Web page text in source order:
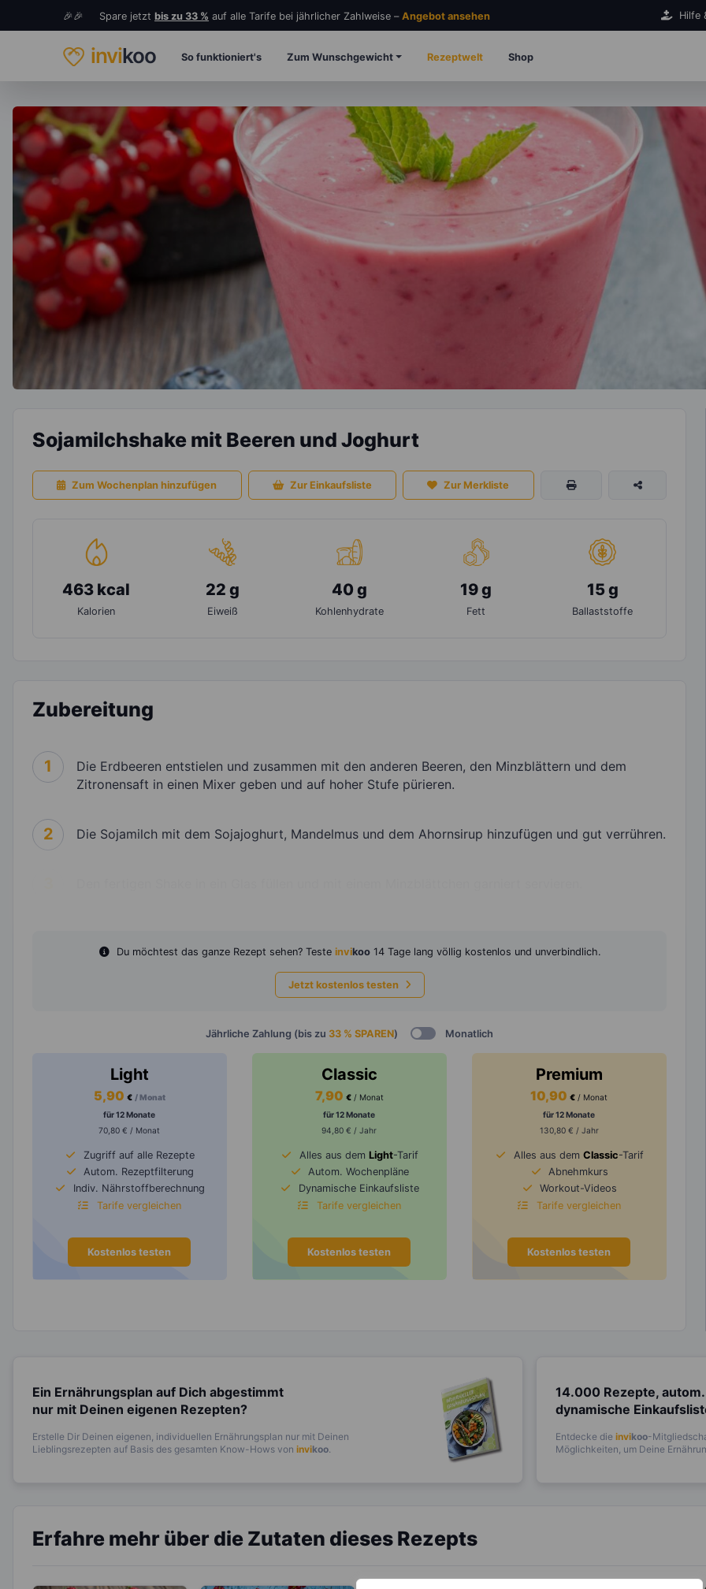
🎉🎉 Spare jetzt bis zu 33 % auf alle Tarife bei jährlicher Zahlweise – Angebot ansehen Hilfe
invikoo So funktioniert's Zum Wunschgewicht Rezeptwelt Shop
Sojamilchshake mit Beeren und Joghurt
Zum Wochenplan hinzufügen Zur Einkaufsliste Zur Merkliste
463 kcal
Kalorien
22 g
Eiweiß
40 g
Kohlenhydrate
19 g
Fett
15 g
Ballaststoffe
Zubereitung
1
Die Erdbeeren entstielen und zusammen mit den anderen Beeren, den Minzblättern und dem
Zitronensaft in einen Mixer geben und auf hoher Stufe pürieren.
2 Die Sojamilch mit dem Sojajoghurt, Mandelmus und dem Ahornsirup hinzufügen und gut verrühren.
Du möchtest das ganze Rezept sehen? Teste invikoo 14 Tage lang völlig kostenlos und unverbindlich.
Jetzt kostenlos testen
Jährliche Zahlung (bis zu 33 % SPAREN) Monatlich
Light
5,90 € / Monat
für 12 Monate
70,80 € / Monat
Zugriff auf alle Rezepte
Autom. Rezeptfilterung
Indiv. Nährstoffberechnung
Tarife vergleichen
Kostenlos testen
Classic
7,90 € / Monat
für 12 Monate
94,80 € / Jahr
Alles aus dem Light-Tarif
Autom. Wochenpläne
Dynamische Einkaufsliste
Tarife vergleichen
Kostenlos testen
Premium
10,90€ / Monat
für 12 Monate
130,80 € / Jahr
Alles aus dem Classic-Tarif
Abnehmkurs
Workout-Videos
Tarife vergleichen
Kostenlos testen
Ein Ernährungsplan auf Dich abgestimmt
nur mit Deinen eigenen Rezepten?
Erstelle Dir Deinen eigenen, individuellen Ernährungsplan nur mit Deinen
Lieblingsrezepten auf Basis des gesamten Know-Hows von invikoo.
14.000 Rezepte,
dynamische
Entdecke die invikoo-
Möglichkeiten, um Deine
Erfahre mehr über die Zutaten dieses Rezepts